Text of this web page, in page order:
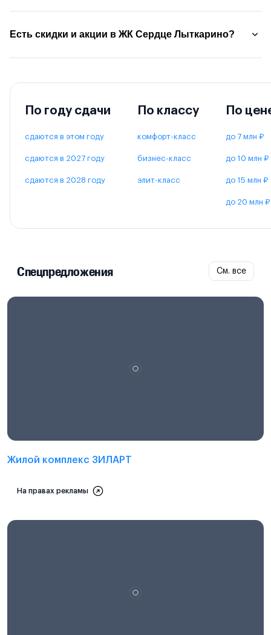
Есть скидки и акции в ЖК Сердце Лыткарино?
По году сдачи
сдаются в этом году
сдаются в 2027 году
сдаются в 2028 году
По классу
комфорт-класс
бизнес-класс
элит-класс
По
до 7 млн ₽
до 10 млн ₽
до 15 млн ₽
до 20 млн ₽
Спецпредложения См. все
Жилой комплекс ЗИЛАРТ
На правах рекламы